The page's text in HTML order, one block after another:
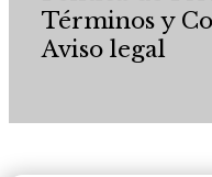
Términos y
Aviso legal